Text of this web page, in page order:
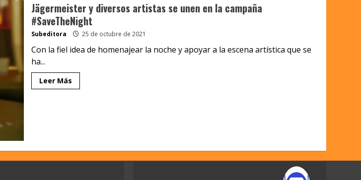
Jägermeister y diversos artistas se unen en la campaña
#SaveTheNight
Subeditora 25 de octubre de 2021
Con la fiel idea de homenajear la noche y apoyar a la escena artística que se
ha...
Leer Más